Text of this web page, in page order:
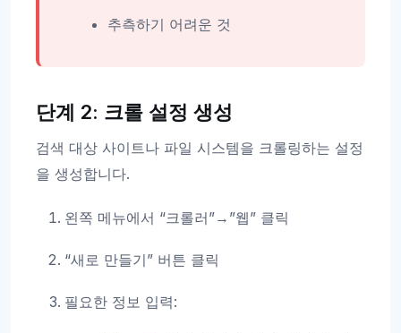
추측하기 어려운 것
단계 2: 크롤 설정 생성
검색 대상 사이트나 파일 시스템을 크롤링하는 설정
을 생성합니다.
왼쪽 메뉴에서 “크롤러”→”웹” 클릭
“새로 만들기” 버튼 클릭
필요한 정보 입력: